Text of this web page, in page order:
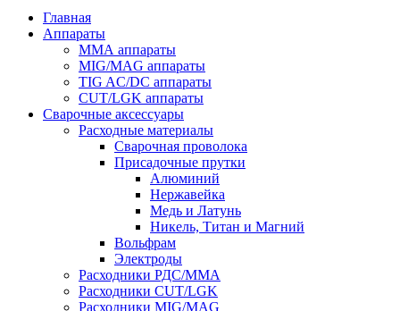
Главная
Аппараты
ММА аппараты
MIG/MAG аппараты
TIG AC/DC аппараты
CUT/LGK аппараты
Сварочные аксессуары
Расходные материалы
Сварочная проволока
Присадочные прутки
Алюминий
Нержавейка
Медь и Латунь
Никель, Титан и Магний
Вольфрам
Электроды
Расходники РДС/MMA
Расходники CUT/LGK
Расходники MIG/MAG